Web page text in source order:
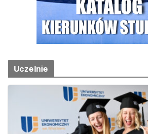
Uczelnie